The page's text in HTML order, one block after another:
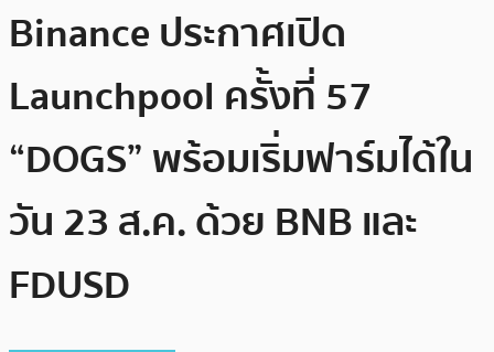
Binance ประกาศเปิด
Launchpool ครั้งที่ 57
“DOGS” พร้อมเริ่มฟาร์มได้ใน
วัน 23 ส.ค. ด้วย BNB และ
FDUSD